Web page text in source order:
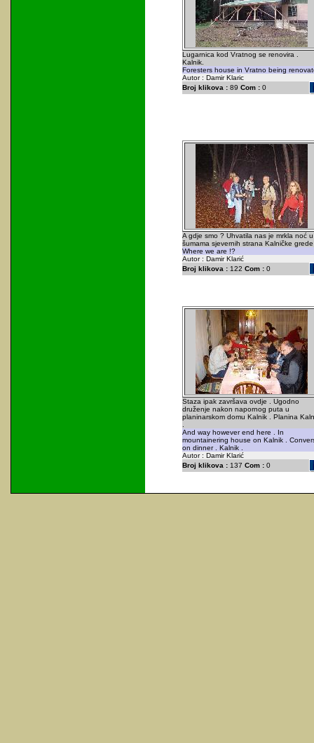
Lugarnica kod Vratnog se renovira .
Kalnik.
Foresters house in Vratno being
Autor : Damir Klaric
Broj klikova :89 Com :0
A gdje smo ? Uhvatila nas je mrkla noć u
šumama sjevernih strana Kalničke
Where we are !?
Autor : Damir Klarić
Broj klikova :122 Com :0
Staza ipak završava ovdje . Ugodno
druženje nakon napornog puta u
planinarskom domu Kalnik . Planina
And way however end here . In
mountainering house on Kalnik .
on dinner . Kalnik .
Autor : Damir Klarić
Broj klikova :137 Com :0